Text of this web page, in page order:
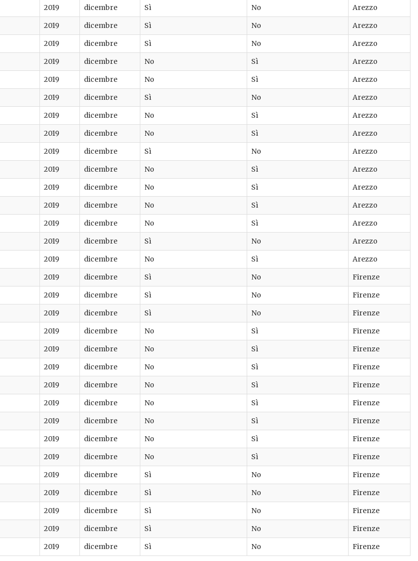
2019 dicembre Sì No
Arezzo
2019 dicembre Sì No
Arezzo
2019 dicembre Sì No
Arezzo
2019 dicembre No Sì
Arezzo
2019 dicembre No Sì
Arezzo
2019 dicembre Sì No
Arezzo
2019 dicembre No Sì
Arezzo
2019 dicembre No Sì
Arezzo
2019 dicembre Sì No
Arezzo
2019 dicembre No Sì
Arezzo
2019 dicembre No Sì
Arezzo
2019 dicembre No Sì
Arezzo
2019 dicembre No Sì
Arezzo
2019 dicembre Sì No
Arezzo
2019 dicembre No Sì
Arezzo
2019 dicembre Sì No
Firenze
2019 dicembre Sì No
Firenze
2019 dicembre Sì No
Firenze
2019 dicembre No Sì
Firenze
2019 dicembre No Sì
Firenze
2019 dicembre No Sì
Firenze
2019 dicembre No Sì
Firenze
2019 dicembre No Sì
Firenze
2019 dicembre No Sì
Firenze
2019 dicembre No Sì
Firenze
2019 dicembre No Sì
Firenze
2019 dicembre Sì No
Firenze
2019 dicembre Sì No
Firenze
2019 dicembre Sì No
Firenze
2019 dicembre Sì No
Firenze
2019 dicembre Sì No Firenze